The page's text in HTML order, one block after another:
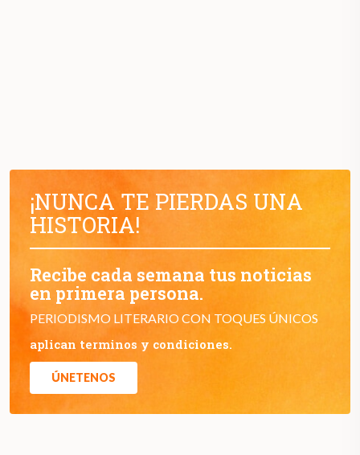
¡NUNCA TE PIERDAS UNA
HISTORIA!
Recibe cada semana tus noticias
en primera persona.
PERIODISMO LITERARIO CON TOQUES ÚNICOS
aplican terminos y condiciones.
ÚNETENOS